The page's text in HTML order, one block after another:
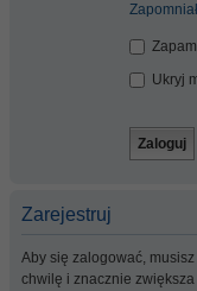
Ukryj
Zarejestruj
Aby się zalogować,
chwilę i znacznie